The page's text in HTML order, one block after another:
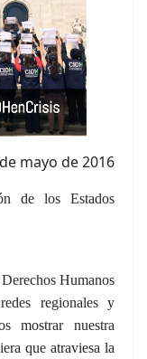
mayo de 2016
de los Estados
Humanos
regionales y
mostrar nuestra
que atraviesa la